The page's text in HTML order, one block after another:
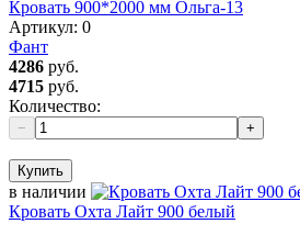
Кровать 900*2000 мм Ольга-13
Артикул: 0
Фант
4286 руб.
4715 руб.
Количество:
− +
Купить
в наличии
Кровать Охта Лайт 900 белый